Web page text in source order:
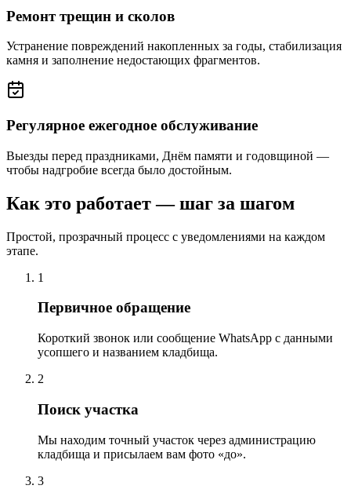
Ремонт трещин и сколов
Устранение повреждений накопленных за годы, стабилизация
камня и заполнение недостающих фрагментов.
Регулярное ежегодное обслуживание
Выезды перед праздниками, Днём памяти и годовщиной —
чтобы надгробие всегда было достойным.
Как это работает — шаг за шагом
Простой, прозрачный процесс с уведомлениями на каждом
этапе.
1
Первичное обращение
Короткий звонок или сообщение WhatsApp с данными
усопшего и названием кладбища.
2
Поиск участка
Мы находим точный участок через администрацию
кладбища и присылаем вам фото «до».
3